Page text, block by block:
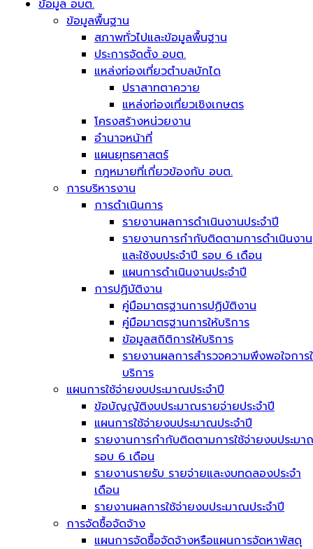
ข้อมูล อบต.
ข้อมูลพื้นฐาน
สภาพทั่วไปและข้อมูลพื้นฐาน
ประการจัดตั้ง อบต.
แหล่งท่องเที่ยวตำบลบักได
ปราสาทตาควาย
แหล่งท่องเที่ยวเชิงเกษตร
โครงสร้างหน่วยงาน
อำนาจหน้าที่
แผนยุทธศาสตร์
กฎหมายที่เกี่ยวข้องกับ อบต.
การบริหารงาน
การดำเนินการ
รายงานผลการดำเนินงานประจำปี
รายงานการกำกับติดตามการดำเนินงาน
และใช้งบประจำปี รอบ 6 เดือน
แผนการดำเนินงานประจำปี
การปฏิบัติงาน
คู่มือมาตรฐานการปฏิบัติงาน
คู่มือมาตรฐานการให้บริการ
ข้อมูลสถิติการให้บริการ
รายงานผลการสำรวจความพึงพอใจการ
บริการ
แผนการใช้จ่ายงบประมาณประจำปี
ข้อบัญญัติงบประมาณรายจ่ายประจำปี
แผนการใช้จ่ายงบประมาณประจำปี
รายงานการกำกับติดตามการใช้จ่ายงบประม
รอบ 6 เดือน
รายงานรายรับ รายจ่ายและงบทดลองประจำ
เดือน
รายงานผลการใช้จ่ายงบประมาณประจำปี
การจัดซื้อจัดจ้าง
แผนการจัดซื้อจัดจ้างหรือแผนการจัดหาพัสดุ